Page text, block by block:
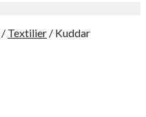
/ Textilier / Kuddar